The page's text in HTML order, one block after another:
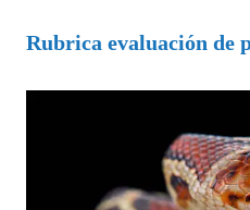
Rubrica evaluación de